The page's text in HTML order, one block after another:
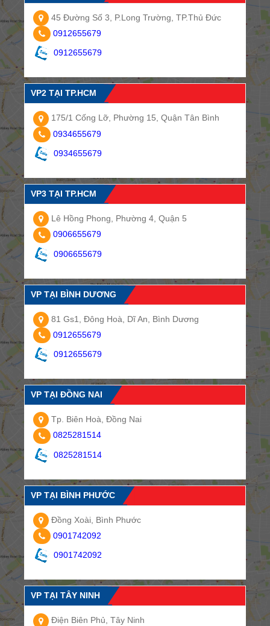
45 Đường Số 3, P.Long Trường, TP.Thủ Đức
0912655679
0912655679
VP2 TẠI TP.HCM
175/1 Cống Lỡ, Phường 15, Quận Tân Bình
0934655679
0934655679
VP3 TẠI TP.HCM
Lê Hồng Phong, Phường 4, Quận 5
0906655679
0906655679
VP TẠI BÌNH DƯƠNG
81 Gs1, Đông Hoà, Dĩ An, Bình Dương
0912655679
0912655679
VP TẠI ĐỒNG NAI
Tp. Biên Hoà, Đồng Nai
0825281514
0825281514
VP TẠI BÌNH PHƯỚC
Đồng Xoài, Bình Phước
0901742092
0901742092
VP TẠI TÂY NINH
Điện Biên Phủ, Tây Ninh